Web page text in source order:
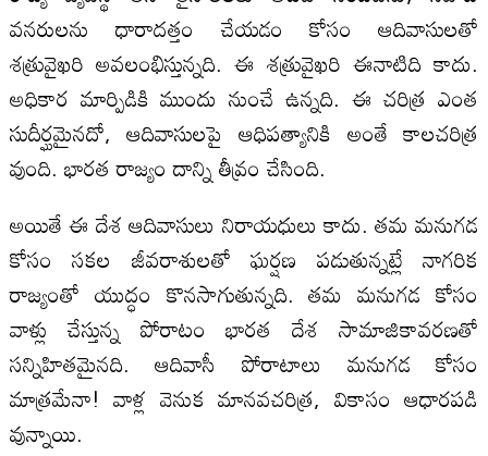
వనరులను ధారాదత్తం చేయడం కోసం ఆదివాసులతో
శత్రువైఖరి అవలంభిస్తున్నది. ఈ శత్రువైఖరి ఈనాటిది కాదు.
అధికార మార్పిడికి ముందు నుంచే ఉన్నది. ఈ చరిత్ర ఎంత
సుదీర్ఘమైనదో, ఆదివాసులపై ఆధిపత్యానికి అంతే కాలచరిత్ర
వుంది. భారత రాజ్యం దాన్ని తీవ్రం చేసింది.
అయితే ఈ దేశ ఆదివాసులు నిరాయధులు కాదు. తమ మనుగడ
కోసం సకల జీవరాశులతో ఘర్షణ పడుతున్నట్లే నాగరిక
రాజ్యంతో యుద్ధం కొనసాగుతున్నది. తమ మనుగడ కోసం
వాళ్లు చేస్తున్న పోరాటం భారత దేశ సామాజికావరణతో
సన్నిహితమైనది. ఆదివాసీ పోరాటాలు మనుగడ కోసం
మాత్రమేనా! వాళ్ల వెనుక మానవచరిత్ర, వికాసం ఆధారపడి
వున్నాయి.